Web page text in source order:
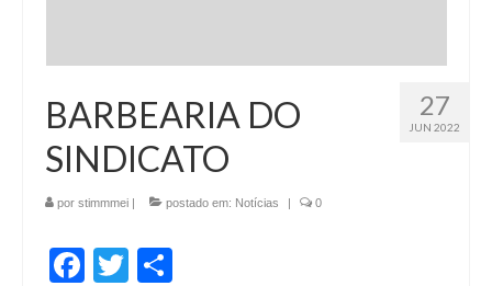
27
JUN 2022
BARBEARIA DO
SINDICATO
por stimmmei | postado em: Notícias | 0
Facebook
Twitter